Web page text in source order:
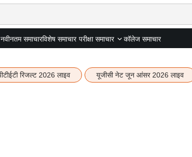
नवीनतम समाचारविशेष समाचार परीक्षा समाचार कॉलेज समाचार
रिजल्ट 2026 लाइव यूजीसी नेट जून आंसर 2026 लाइव